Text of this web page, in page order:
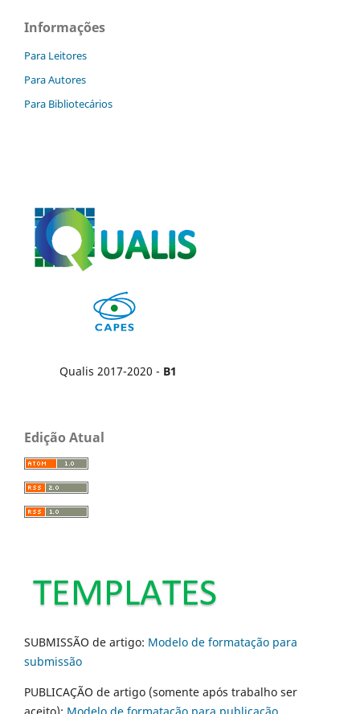
Informações
Para Leitores
Para Autores
Para Bibliotecários
Qualis 2017-2020 - B1
Edição Atual
SUBMISSÃO de artigo: Modelo de formatação para
submissão
PUBLICAÇÃO de artigo (somente após trabalho ser
aceito): Modelo de formatação para publicação